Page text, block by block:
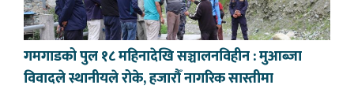
गमगाडको पुल १८ महिनादेखि सञ्चालनविहीन : मुआब्जा
विवादले स्थानीयले रोके, हजारौँ नागरिक सास्तीमा